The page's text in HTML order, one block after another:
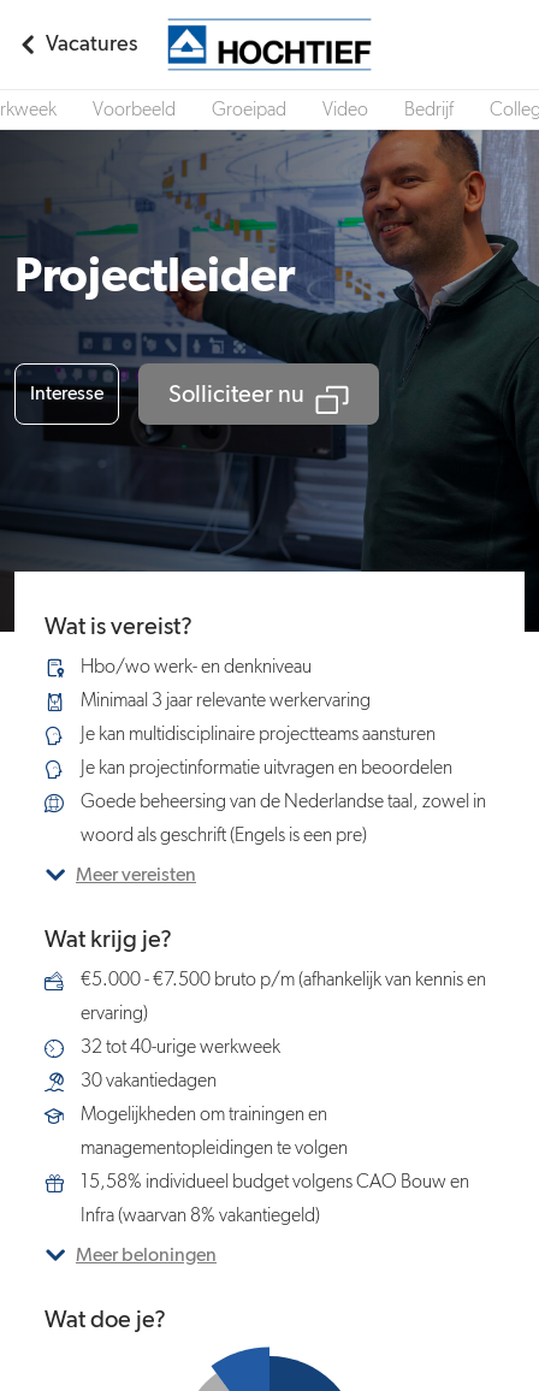
Vacatures
Voorbeeld Groeipad Video Bedrijf
Projectleider
Interesse Solliciteer nu
Wat is vereist?
Hbo/wo werk- en denkniveau
Minimaal 3 jaar relevante werkervaring
Je kan multidisciplinaire projectteams aansturen
Je kan projectinformatie uitvragen en beoordelen
Goede beheersing van de Nederlandse taal, zowel in
woord als geschrift (Engels is een pre)
Meer vereisten
Wat krijg je?
€5.000 - €7.500 bruto p/m (afhankelijk van kennis en
ervaring)
32 tot 40-urige werkweek
30 vakantiedagen
Mogelijkheden om trainingen en
managementopleidingen te volgen
15,58% individueel budget volgens CAO Bouw en
Infra (waarvan 8% vakantiegeld)
Meer beloningen
Wat doe je?